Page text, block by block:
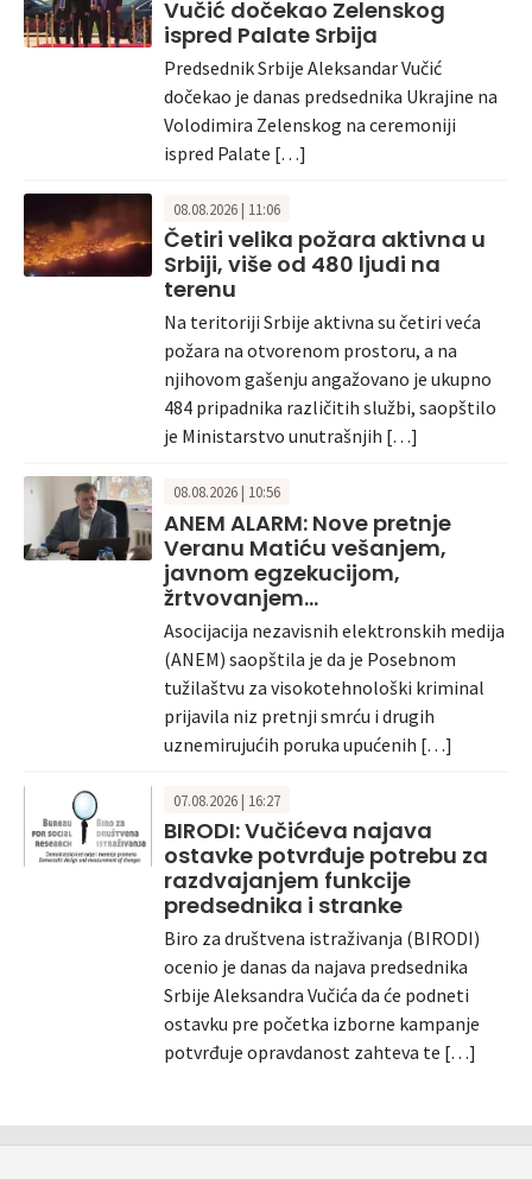
Vučić dočekao Zelenskog
ispred Palate Srbija
Predsednik Srbije Aleksandar Vučić
dočekao je danas predsednika Ukrajine na
Volodimira Zelenskog na ceremoniji
ispred Palate […]
08.08.2026 | 11:06
Četiri velika požara aktivna u
Srbiji, više od 480 ljudi na
terenu
Na teritoriji Srbije aktivna su četiri veća
požara na otvorenom prostoru, a na
njihovom gašenju angažovano je ukupno
484 pripadnika različitih službi, saopštilo
je Ministarstvo unutrašnjih […]
08.08.2026 | 10:56
ANEM ALARM: Nove pretnje
Veranu Matiću vešanjem,
javnom egzekucijom,
žrtvovanjem…
Asocijacija nezavisnih elektronskih medija
(ANEM) saopštila je da je Posebnom
tužilaštvu za visokotehnološki kriminal
prijavila niz pretnji smrću i drugih
uznemirujućih poruka upućenih […]
07.08.2026 | 16:27
BIRODI: Vučićeva najava
ostavke potvrđuje potrebu za
razdvajanjem funkcije
predsednika i stranke
Biro za društvena istraživanja (BIRODI)
ocenio je danas da najava predsednika
Srbije Aleksandra Vučića da će podneti
ostavku pre početka izborne kampanje
potvrđuje opravdanost zahteva te […]